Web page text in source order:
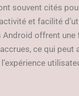
souvent cités
et facilité
Android offrent une
ce qui peut